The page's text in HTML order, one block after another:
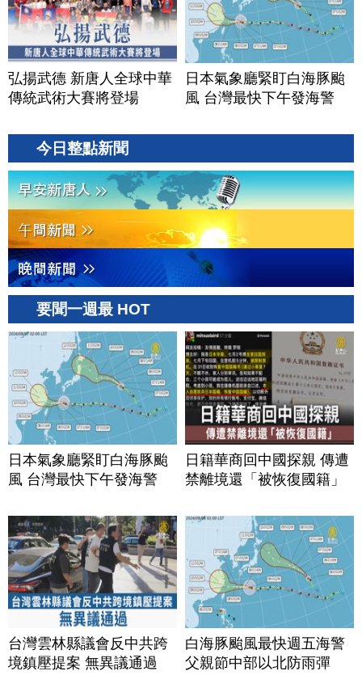
弘揚武德 新唐人全球中華
傳統武術大賽將登場
日本氣象廳緊盯白海豚颱
風 台灣最快下午發海警
今日整點新聞
要聞一週最 HOT
日本氣象廳緊盯白海豚颱
風 台灣最快下午發海警
日籍華商回中國探親 傳遭
禁離境還「被恢復國籍」
台灣雲林縣議會反中共跨
境鎮壓提案 無異議通過
白海豚颱風最快週五海警
父親節中部以北防雨彈